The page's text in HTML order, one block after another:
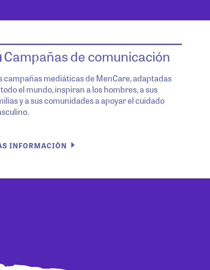
Campañas de comunicación
campañas mediáticas de MenCare, adaptadas
el mundo, inspiran a los hombres, a sus
y a sus comunidades a apoyar el cuidado
INFORMACIÓN